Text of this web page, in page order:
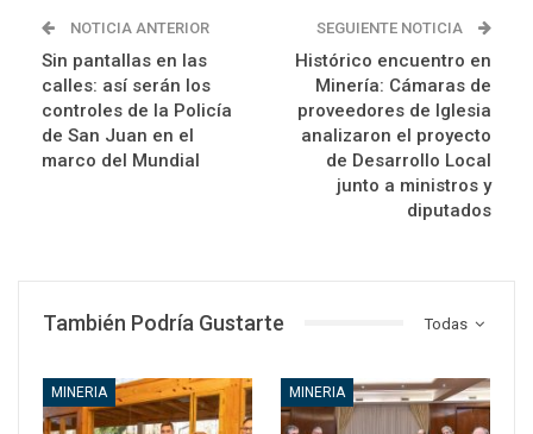
NOTICIA ANTERIOR
Sin pantallas en las
calles: así serán los
controles de la Policía
de San Juan en el
marco del Mundial
SEGUIENTE NOTICIA
Histórico encuentro en
Minería: Cámaras de
proveedores de Iglesia
analizaron el proyecto
de Desarrollo Local
junto a ministros y
diputados
Todas
También Podría Gustarte
MINERIA MINERIA